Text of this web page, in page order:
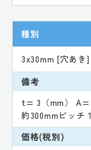
種別
3x30mm [穴あき
備考
t= 3（mm） A=
約300mmピッチ
価格(税別)